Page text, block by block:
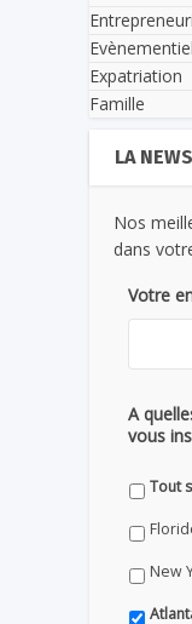
Evènementiel
Expatriation
Famille
LA
Nos
dans
Votre
A
vous
Tout
New